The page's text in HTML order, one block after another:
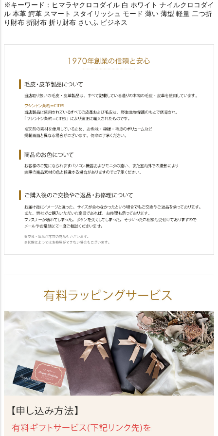
※キーワード：ヒマラヤクロコダイル 白 ホワイト ナイルクロコダイ
ル 本革 鰐革 スマート スタイリッシュ モード 薄い 薄型 軽量 二つ折
り財布 折財布 折り財布 さいふ ビジネス